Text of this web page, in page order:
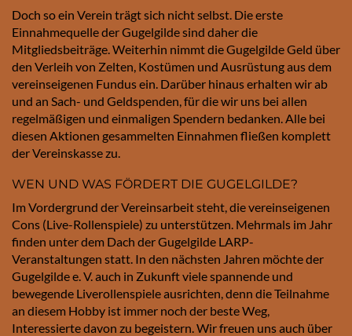
Doch so ein Verein trägt sich nicht selbst. Die erste
Einnahmequelle der Gugelgilde sind daher die
Mitgliedsbeiträge. Weiterhin nimmt die Gugelgilde Geld über
den Verleih von Zelten, Kostümen und Ausrüstung aus dem
vereinseigenen Fundus ein. Darüber hinaus erhalten wir ab
und an Sach- und Geldspenden, für die wir uns bei allen
regelmäßigen und einmaligen Spendern bedanken. Alle bei
diesen Aktionen gesammelten Einnahmen fließen komplett
der Vereinskasse zu.
WEN UND WAS FÖRDERT DIE GUGELGILDE?
Im Vordergrund der Vereinsarbeit steht, die vereinseigenen
Cons (Live-Rollenspiele) zu unterstützen. Mehrmals im Jahr
finden unter dem Dach der Gugelgilde LARP-
Veranstaltungen statt. In den nächsten Jahren möchte der
Gugelgilde e. V. auch in Zukunft viele spannende und
bewegende Liverollenspiele ausrichten, denn die Teilnahme
an diesem Hobby ist immer noch der beste Weg,
Interessierte davon zu begeistern. Wir freuen uns auch über